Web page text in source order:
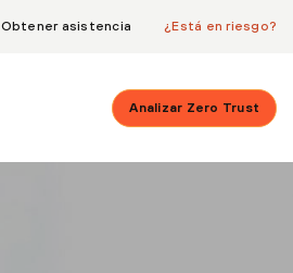
Obtener asistencia ¿Está en riesgo?
Analizar Zero Trust